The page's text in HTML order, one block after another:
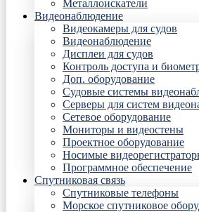
Металлоискатели
Видеонаблюдение
Видеокамеры для судов
Видеонаблюдение
Дисплеи для судов
Контроль доступа и
Доп. оборудование
Судовые системы
Серверы для систем
Сетевое оборудование
Мониторы и видеостены
Проектное оборудование
Носимые
Программное обеспечение
Спутниковая связь
Спутниковые телефоны
Морское спутниковое